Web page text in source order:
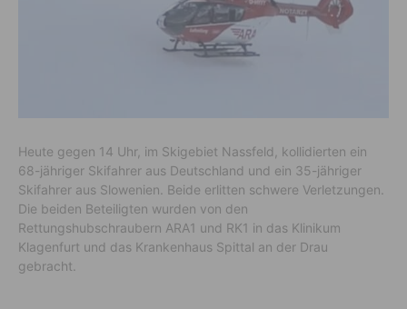
Heute gegen 14 Uhr, im Skigebiet Nassfeld, kollidierten ein
68-jähriger Skifahrer aus Deutschland und ein 35-jähriger
Skifahrer aus Slowenien. Beide erlitten schwere Verletzungen.
Die beiden Beteiligten wurden von den
Rettungshubschraubern ARA1 und RK1 in das Klinikum
Klagenfurt und das Krankenhaus Spittal an der Drau
gebracht.